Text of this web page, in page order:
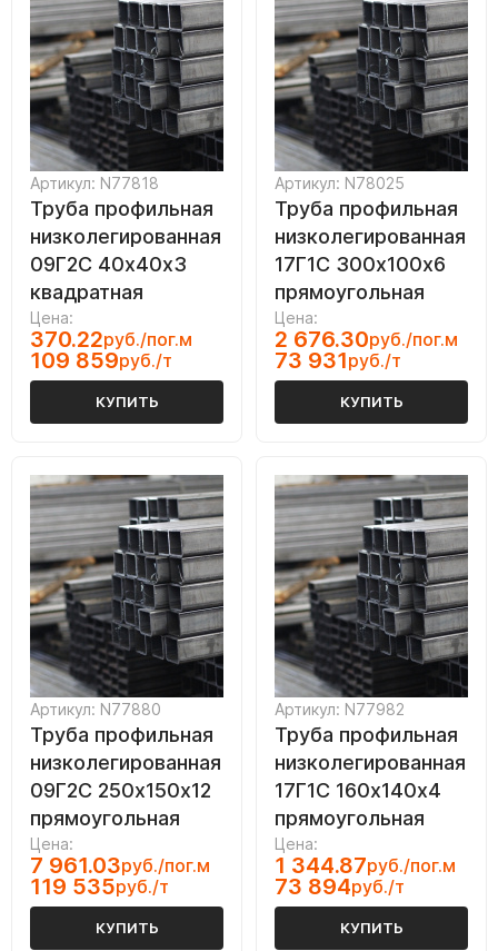
Артикул: N77818
Труба профильная
низколегированная
09Г2С 40х40х3
квадратная
Цена:
370.22руб./пог.м
109 859руб./т
КУПИТЬ
Артикул: N78025
Труба профильная
низколегированная
17Г1С 300х100х6
прямоугольная
Цена:
2 676.30руб./пог.м
73 931руб./т
КУПИТЬ
Артикул: N77880
Труба профильная
низколегированная
09Г2С 250х150х12
прямоугольная
Цена:
7 961.03руб./пог.м
119 535руб./т
КУПИТЬ
Артикул: N77982
Труба профильная
низколегированная
17Г1С 160х140х4
прямоугольная
Цена:
1 344.87руб./пог.м
73 894руб./т
КУПИТЬ